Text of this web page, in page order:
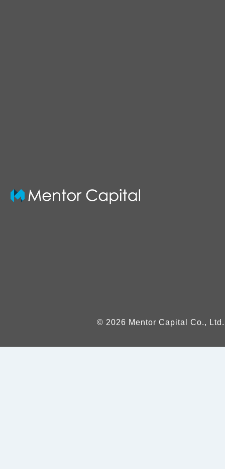
© 2026 Mentor Capital Co., Ltd.